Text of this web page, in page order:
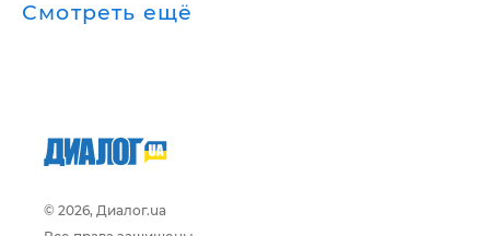
Смотреть ещё
© 2026, Диалог.ua